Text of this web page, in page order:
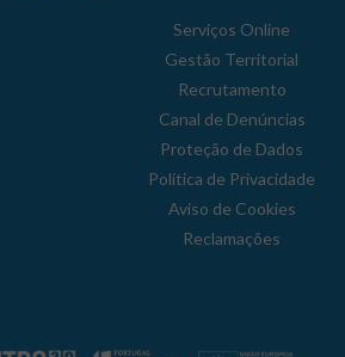
Serviços Online
Gestão Territorial
Recrutamento
Canal de Denúncias
Proteção de Dados
Política de Privacidade
Aviso de Cookies
Reclamações